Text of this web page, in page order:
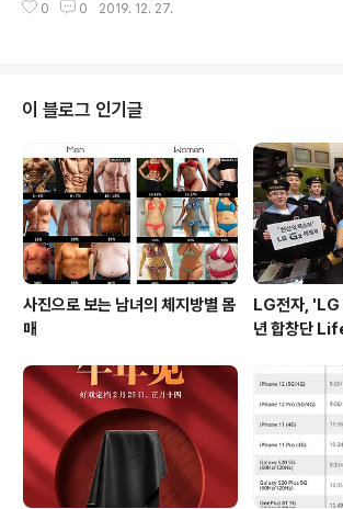
트키를 사용한 18:9 비율의 디스플레이와 전면에 500만 /
에 SIM / MicroSD 슬롯등이 존재하고 있으며, 지문인식
스캐너는 지원하지 않아 상세 스펙이 공개되지 않았지만
저가 시장을 타겟으로 한 모델임을 알 수 있습니다. 출처 :
Android Headlines
0 0 2019. 12. 27.
이 블로그 인기글
사진으로 보는 남녀의 체지방별 몸
매
LG전자, 'LG
년 합창단